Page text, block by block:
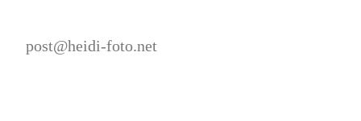
post@heidi-foto.net